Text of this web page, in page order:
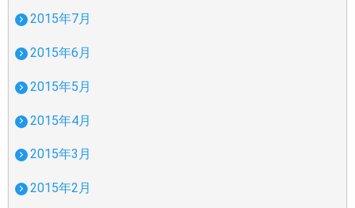
2015年7月
2015年6月
2015年5月
2015年4月
2015年3月
2015年2月